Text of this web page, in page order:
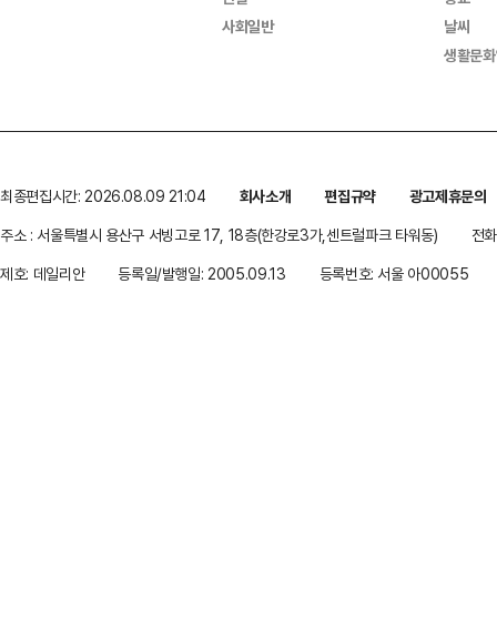
사회일반
날씨
생활문
최종편집시간: 2026.08.09 21:04 회사소개 편집규약
광고제휴문의
주소 : 서울특별시 용산구 서빙고로 17, 18층(한강로3가,센트럴파크 타워동)
전
제호: 데일리안
등록일/발행일: 2005.09.13 등록번호: 서울 아00055